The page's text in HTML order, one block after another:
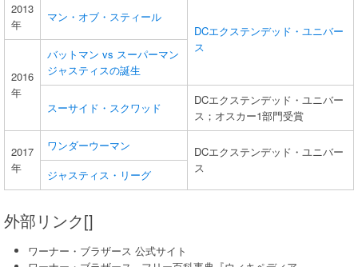
2013
年
マン・オブ・スティール
DCエクステンデッド・ユニバー
ス
2016
年
バットマン vs スーパーマン
ジャスティスの誕生
スーサイド・スクワッド
DCエクステンデッド・ユニバー
ス；オスカー1部門受賞
2017
年
ワンダーウーマン
DCエクステンデッド・ユニバー
ス
ジャスティス・リーグ
外部リンク[]
ワーナー・ブラザース 公式サイト